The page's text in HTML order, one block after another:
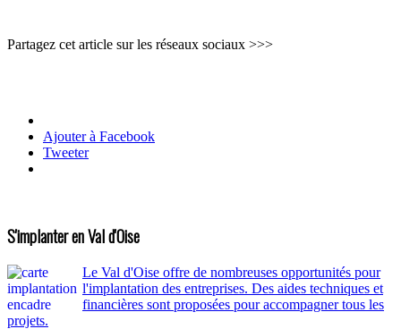
Partagez cet article sur les réseaux sociaux >>>
Ajouter à Facebook
Tweeter
S'implanter en Val d'Oise
Le Val d'Oise offre de nombreuses opportunités pour
l'implantation des entreprises. Des aides techniques et
financières sont proposées pour accompagner tous les
projets.